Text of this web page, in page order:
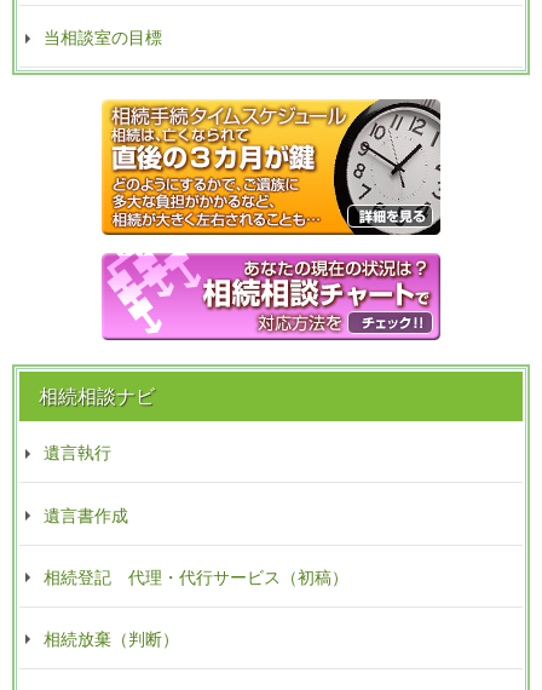
当相談室の目標
相続相談ナビ
遺言執行
遺言書作成
相続登記 代理・代行サービス（初稿）
相続放棄（判断）